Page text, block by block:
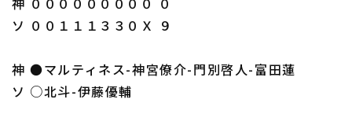
ソ ００１１１３３０Ｘ ９
神 ●マルティネス-神宮僚介-門別啓人-富田蓮
ソ ○北斗-伊藤優輔